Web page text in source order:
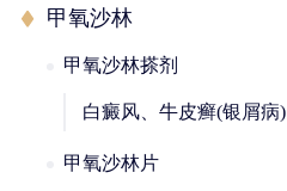
甲氧沙林
甲氧沙林搽剂
白癜风、牛皮癣(银屑病)
甲氧沙林片